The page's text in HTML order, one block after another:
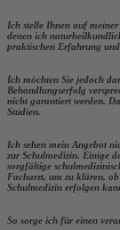
Ich stelle Ihnen auf
denen ich
praktischen Erfahrung
Ich möchten Sie jedoch
Behandlungserfolg
nicht garantiert werden.
Studien.
Ich sehen mein Angebot
zur Schulmedizin. Einige
sorgfältige
Facharzt, um zu klären,
Schulmedizin erfolgen
So sorge ich für einen